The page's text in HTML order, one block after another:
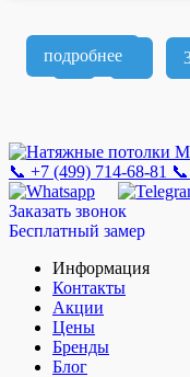
1
подробнее
📞 +7 (499) 714-68-81
Заказать звонок
Бесплатный замер
Информация
Контакты
Акции
Цены
Бренды
Блог